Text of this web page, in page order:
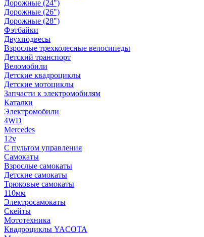
Дорожные (24")
Дорожные (26")
Дорожные (28")
Фэтбайки
Двухподвесы
Взрослые трехколесные велосипеды
Детский транспорт
Веломобили
Детские квадроциклы
Детские мотоциклы
Запчасти к электромобилям
Каталки
Электромобили
4WD
Mercedes
12v
С пультом управления
Самокаты
Взрослые самокаты
Детские самокаты
Трюковые самокаты
110мм
Электросамокаты
Скейты
Мототехника
Квадроциклы YACOTA